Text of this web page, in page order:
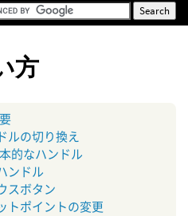
方
ルの切り換え
的なハンドル
ンドル
スボタン
トポイントの変更